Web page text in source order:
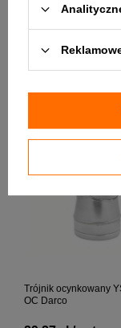
OC Darco
+ Dodaj do
Trójnik ocynkowany
OC Darco